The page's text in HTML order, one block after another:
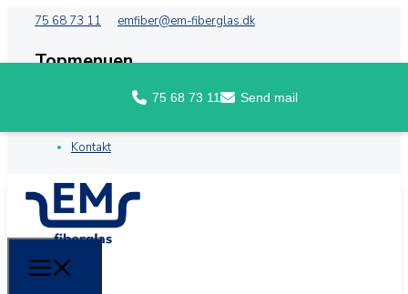
75 68 73 11 emfiber@em-fiberglas.dk
Topmenuen
Kontakt
75 68 73 11 Send mail